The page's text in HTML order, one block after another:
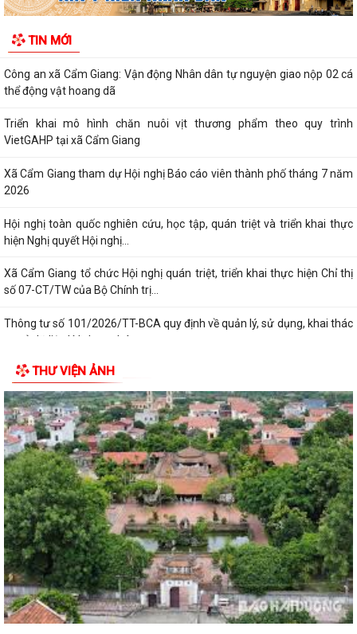
TIN MỚI
diện bao phủ bảo hiểm xã hội, bảo...
Công an xã Cẩm Giang: Vận động Nhân dân tự nguyện giao nộp 02 cá
thể động vật hoang dã
Triển khai mô hình chăn nuôi vịt thương phẩm theo quy trình
VietGAHP tại xã Cẩm Giang
Xã Cẩm Giang tham dự Hội nghị Báo cáo viên thành phố tháng 7 năm
2026
Hội nghị toàn quốc nghiên cứu, học tập, quán triệt và triển khai thực
hiện Nghị quyết Hội nghị...
Xã Cẩm Giang tổ chức Hội nghị quán triệt, triển khai thực hiện Chỉ thị
số 07-CT/TW của Bộ Chính trị...
Thông tư số 101/2026/TT-BCA quy định về quản lý, sử dụng, khai thác
cơ sở dữ liệu lý lịch tư pháp,...
THÔNG BÁO số 527/TB-UBND xã Cẩm Giang Về việc công khai danh
mục thủ tục hành chính ban hành mới...
Đảng ủy - HĐND - UBND - Ủy ban MTTQ Việt Nam xã Cẩm Giang tổ
chức lễ viếng các nghĩa trang liệt sĩ...
Trạm Y tế xã Cẩm Giang phối hợp khám, phát hiện các bệnh về mắt
cho người có công nhân kỷ niệm 79...
Hội đồng nhân dân xã Cẩm Giang tổ chức Kỳ họp thứ tư (Kỳ họp
thường lệ giữa năm 2026)
Đảng ủy xã Cẩm Giang tổ chức thăm, tặng quà người có công theo ủy
quyền của đồng chí Giám đốc Công...
Đồng chí Nguyễn Ngọc Sơn, đại biểu quốc hội khóa XVI Thăm, tặng quà
THƯ VIỆN ẢNH